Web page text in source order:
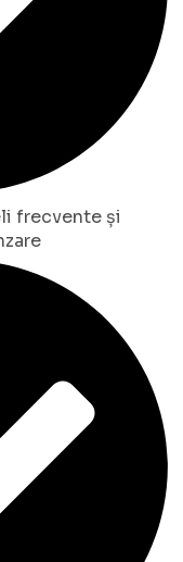
frecvente și